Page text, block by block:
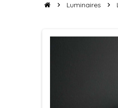
chevron_right Luminaires chevron_right